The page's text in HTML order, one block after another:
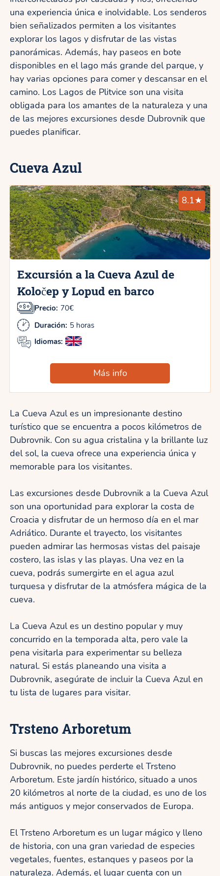
una experiencia única e inolvidable. Los senderos
bien señalizados permiten a los visitantes
explorar los lagos y disfrutar de las vistas
panorámicas. Además, hay paseos en bote
disponibles en el lago más grande del parque, y
hay varias opciones para comer y descansar en el
camino. Los Lagos de Plitvice son una visita
obligada para los amantes de la naturaleza y una
de las mejores excursiones desde Dubrovnik que
puedes planificar.
Cueva Azul
8.1★
Excursión a la Cueva Azul de
Koločep y Lopud en barco
Precio: 70€
Duración: 5 horas
Idiomas:
Más info
La Cueva Azul es un impresionante destino
turístico que se encuentra a pocos kilómetros de
Dubrovnik. Con su agua cristalina y la brillante luz
del sol, la cueva ofrece una experiencia única y
memorable para los visitantes.
Las excursiones desde Dubrovnik a la Cueva Azul
son una oportunidad para explorar la costa de
Croacia y disfrutar de un hermoso día en el mar
Adriático. Durante el trayecto, los visitantes
pueden admirar las hermosas vistas del paisaje
costero, las islas y las playas. Una vez en la
cueva, podrás sumergirte en el agua azul
turquesa y disfrutar de la atmósfera mágica de la
cueva.
La Cueva Azul es un destino popular y muy
concurrido en la temporada alta, pero vale la
pena visitarla para experimentar su belleza
natural. Si estás planeando una visita a
Dubrovnik, asegúrate de incluir la Cueva Azul en
tu lista de lugares para visitar.
Trsteno Arboretum
Si buscas las mejores excursiones desde
Dubrovnik, no puedes perderte el Trsteno
Arboretum. Este jardín histórico, situado a unos
20 kilómetros al norte de la ciudad, es uno de los
más antiguos y mejor conservados de Europa.
El Trsteno Arboretum es un lugar mágico y lleno
de historia, con una gran variedad de especies
vegetales, fuentes, estanques y paseos por la
naturaleza. Además, el lugar cuenta con un